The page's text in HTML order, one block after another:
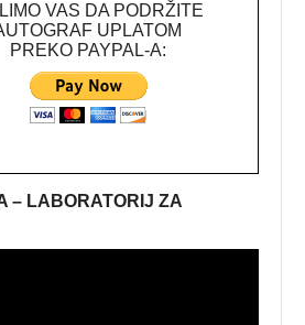
VAS DA PODRŽITE
UPLATOM
PREKO PAYPAL-A:
– LABORATORIJ ZA